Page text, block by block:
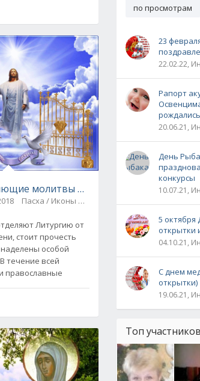
явления
молитвы в день Святой Пасхи
Пасха / Иконы и молитвы
Литургию от
стоит прочесть
особой
течение всей
православные
по просмотрам
23
Рапорт
День
конкурсы
5 октября
открытки
С днем
открытки)
Топ